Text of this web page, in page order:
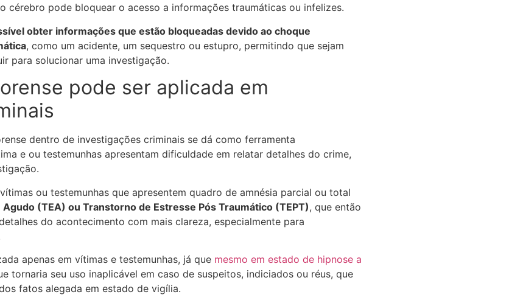
cérebro pode bloquear o acesso a informações traumáticas ou infelizes.
obter informações que estão bloqueadas devido ao choque
, como um acidente, um sequestro ou estupro, permitindo que sejam
para solucionar uma investigação.
pode ser aplicada em
dentro de investigações criminais se dá como ferramenta
e ou testemunhas apresentam dificuldade em relatar detalhes do crime,
ou testemunhas que apresentem quadro de amnésia parcial ou total
(TEA) ou Transtorno de Estresse Pós Traumático (TEPT), que então
do acontecimento com mais clareza, especialmente para
apenas em vítimas e testemunhas, já que mesmo em estado de hipnose a
tornaria seu uso inaplicável em caso de suspeitos, indiciados ou réus, que
fatos alegada em estado de vigília.